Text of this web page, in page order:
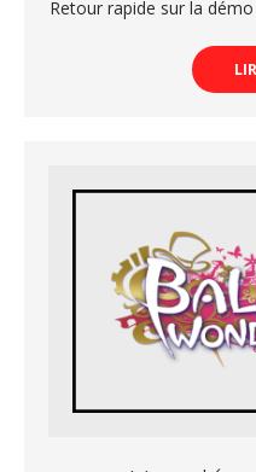
Retour rapide sur la